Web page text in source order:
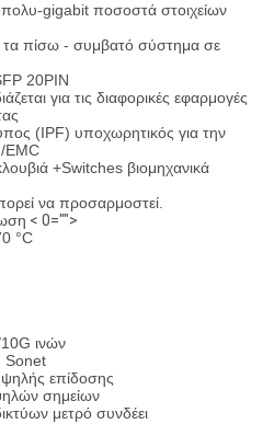
gigabit ποσοστά στοιχείων
τα πίσω - συμβατό σύστημα σε
20PIN
για τις διαφορικές εφαρμογές
(IPF) υποχωρητικός για την
EMC
+Switches βιομηχανικά
να προσαρμοστεί.
< 0="">
°C
ινών
Sonet
επίδοσης
σημείων
μετρό συνδέει